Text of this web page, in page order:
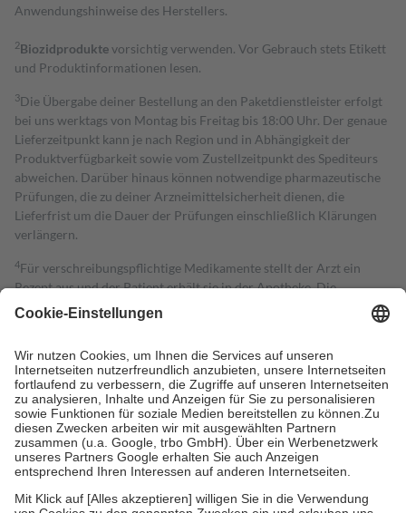
Anwendungshinweise des Herstellers.
2Biozidproduktevorsichtig verwenden. Vor Gebrauch stets Etikett
und Produktinformationen lesen.
3Die Übergabe deiner Bestellung an den Paketdienstleister erfolgt
bei uns werktags von Montag bis Freitag bis 18:00 Uhr. Der genaue
Lieferzeitpunkt kann je nach Region und in Abhängigkeit der
Produktverfügbarkeit sowie vom Zustellzeitpunkt des Spediteurs
abweichen. Darüber hinaus können notwendige pharmazeutische
Prüfungen, die zu deiner Arzneimittelsicherheit dienen, die
Lieferfrist um die Dauer der Prüfungen einschließlich Klärungen
verlängern.
4Für verschreibungspflichtige Medikamente stellt der Arzt ein
Rezept aus und der Patient erhält sie in der Apotheke. Die
gesetzliche Krankenversicherung übernimmt in der Regel die
Kosten dafür, der Versicherte trägt einen Teil davon als Zuzahlung
Grundsätzlich leisten Mitglieder Zuzahlungen in Höhe von zehn
Prozent des Abgabepreises,mindestens jedochfünf Euround
höchstens zehn Euro.Es sind jedoch nie mehr als die tatsächlichen
Kosten der Leistung zu entrichten.
Diese Regeln gelten grundsätzlich auch für Online-Apotheken.
Bei Heilmitteln und häuslicher Krankenpflege beträgt die
Zuzahlung zehn Prozent der Kosten sowie zehn Euro je
Verordnung.